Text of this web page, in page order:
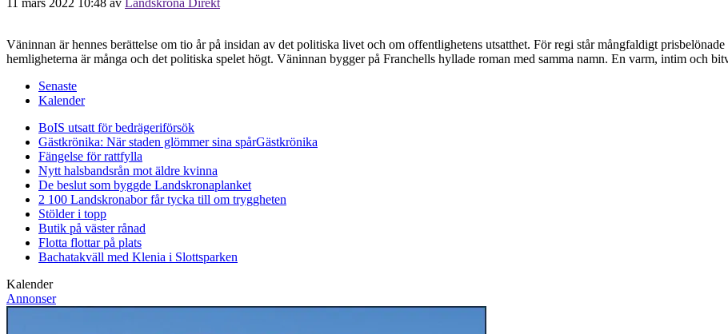
Väninnan är hennes berättelse om tio år på insidan av det politiska livet och om offentlighetens utsatthet. För regi står mångfaldigt
hemligheterna är många och det politiska spelet högt. Väninnan bygger på Franchells hyllade roman med samma namn. En varm, intim och
Senaste
Kalender
BoIS utsatt för bedrägeriförsök
Gästkrönika: När staden glömmer sina spårGästkrönika
Fängelse för rattfylla
Nytt halsbandsrån mot äldre kvinna
De beslut som byggde Landskronaplanket
2 100 Landskronabor får tycka till om tryggheten
Stölder i topp
Butik på väster rånad
Flotta flottar på plats
Bachatakväll med Klenia i Slottsparken
Kalender
Annonser